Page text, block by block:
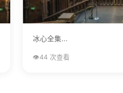
冰心全集...
👁️44 次查看